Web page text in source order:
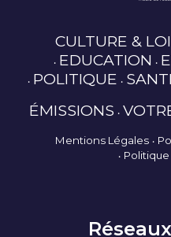
CULTURE &
EDUCATION
POLITIQUE
ÉMISSIONS
Mentions Légales